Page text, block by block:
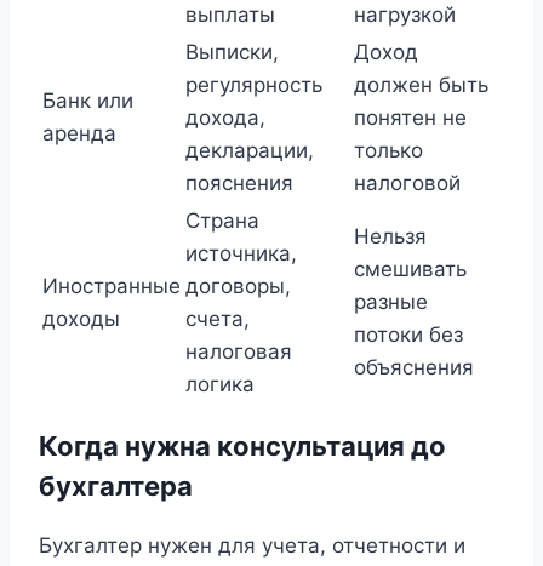
выплаты
нагрузкой
Банк или
аренда
Выписки,
регулярность
дохода,
декларации,
пояснения
Доход
должен быть
понятен не
только
налоговой
Иностранные
доходы
Страна
источника,
договоры,
счета,
налоговая
логика
Нельзя
смешивать
разные
потоки без
объяснения
Когда нужна консультация до
бухгалтера
Бухгалтер нужен для учета, отчетности и